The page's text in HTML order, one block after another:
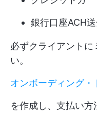
銀行口座ACH
必ずクライアントに
い。
オンボーディング・
を作成し、支払い方